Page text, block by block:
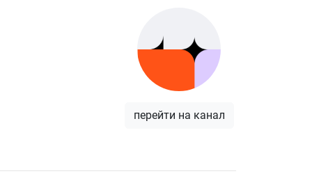
перейти на канал